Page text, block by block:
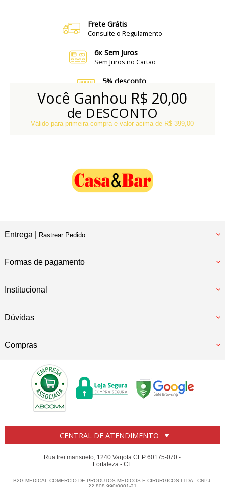
Frete Grátis
Consulte o Regulamento
6x Sem Juros
Sem Juros no Cartão
5% desconto
no Boleto e Pix
Conheça também
Nossa Loja Física
Você Ganhou R$ 20,00
de DESCONTO
Válido para primeira compra e valor acima de R$ 399,00
Entrega | Rastrear Pedido
Formas de pagamento
Institucional
Dúvidas
Compras
CENTRAL DE ATENDIMENTO
Rua frei mansueto, 1240 Varjota CEP 60175-070 -
Fortaleza - CE
B2G MEDICAL COMERCIO DE PRODUTOS MEDICOS E CIRURGICOS LTDA - CNPJ: